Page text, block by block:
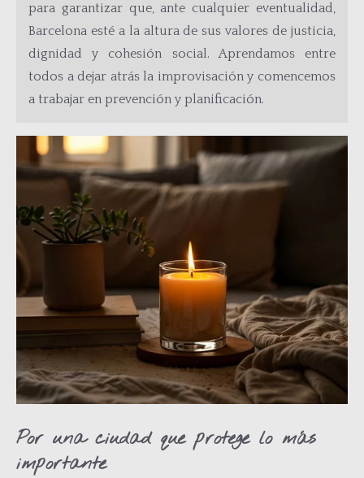
para garantizar que, ante cualquier eventualidad,
Barcelona esté a la altura de sus valores de justicia,
dignidad y cohesión social. Aprendamos entre
todos a dejar atrás la improvisación y comencemos
a trabajar en prevención y planificación.
Por una ciudad que protege lo más
importante